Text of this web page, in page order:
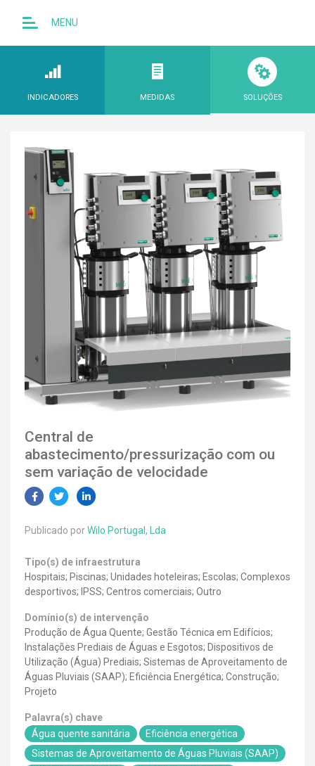
MENU
INDICADORES MEDIDAS SOLUÇÕES
Central de
abastecimento/pressurização com ou
sem variação de velocidade
Publicado porWilo Portugal, Lda
Tipo(s) de infraestrutura
Hospitais; Piscinas; Unidades hoteleiras; Escolas; Complexos
desportivos; IPSS; Centros comerciais; Outro
Domínio(s) de intervenção
Produção de Água Quente; Gestão Técnica em Edifícios;
Instalações Prediais de Águas e Esgotos; Dispositivos de
Utilização (Água) Prediais; Sistemas de Aproveitamento de
Águas Pluviais (SAAP); Eficiência Energética; Construção;
Projeto
Palavra(s) chave
Água quente sanitária
Eficiência energética
Sistemas de Aproveitamento de Águas Pluviais (SAAP)